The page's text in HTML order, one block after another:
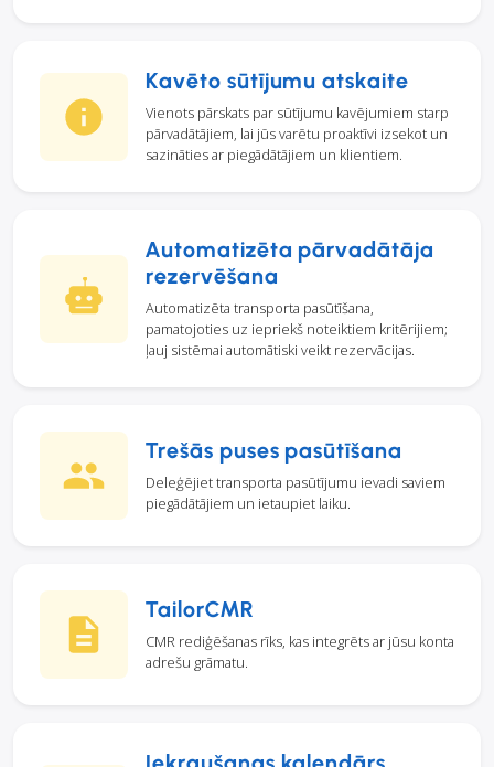
Kavēto sūtījumu atskaite
Vienots pārskats par sūtījumu kavējumiem starp
pārvadātājiem, lai jūs varētu proaktīvi izsekot un
sazināties ar piegādātājiem un klientiem.
Automatizēta pārvadātāja
rezervēšana
Automatizēta transporta pasūtīšana,
pamatojoties uz iepriekš noteiktiem kritērijiem;
ļauj sistēmai automātiski veikt rezervācijas.
Trešās puses pasūtīšana
Deleģējiet transporta pasūtījumu ievadi saviem
piegādātājiem un ietaupiet laiku.
TailorCMR
CMR rediģēšanas rīks, kas integrēts ar jūsu konta
adrešu grāmatu.